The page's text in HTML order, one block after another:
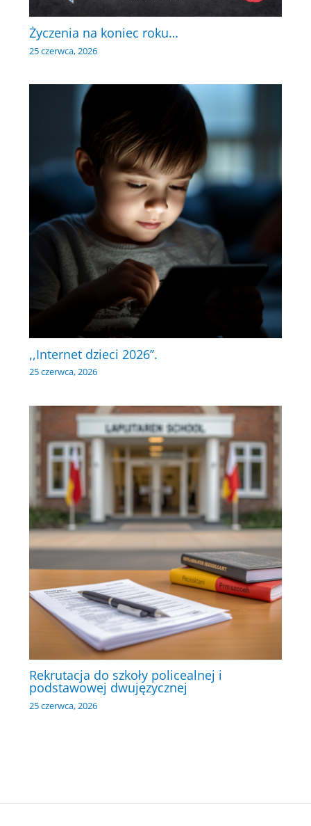
Życzenia na koniec roku…
25 czerwca, 2026
,,Internet dzieci 2026’’.
25 czerwca, 2026
Rekrutacja do szkoły policealnej i
podstawowej dwujęzycznej
25 czerwca, 2026